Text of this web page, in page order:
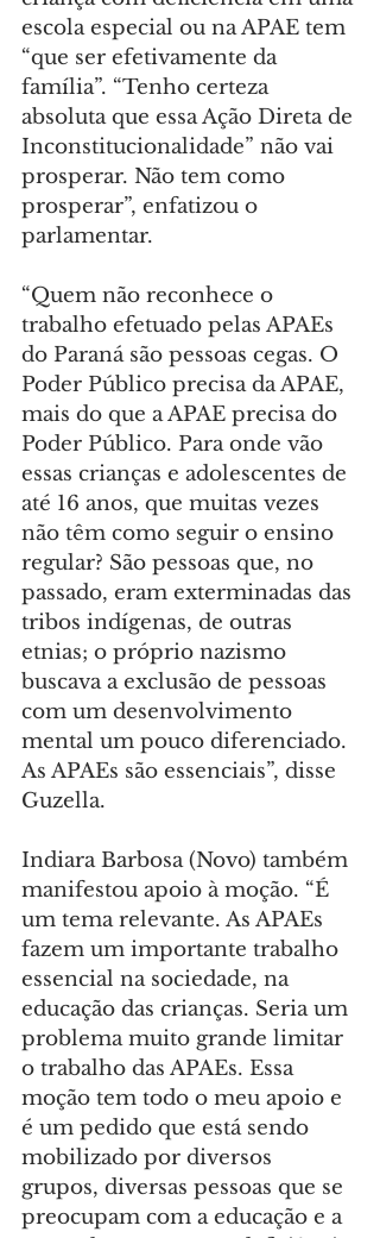
escola especial ou na APAE tem
“que ser efetivamente da
família”. “Tenho certeza
absoluta que essa Ação Direta de
Inconstitucionalidade” não vai
prosperar. Não tem como
prosperar”, enfatizou o
parlamentar.
“Quem não reconhece o
trabalho efetuado pelas APAEs
do Paraná são pessoas cegas. O
Poder Público precisa da APAE,
mais do que a APAE precisa do
Poder Público. Para onde vão
essas crianças e adolescentes de
até 16 anos, que muitas vezes
não têm como seguir o ensino
regular? São pessoas que, no
passado, eram exterminadas das
tribos indígenas, de outras
etnias; o próprio nazismo
buscava a exclusão de pessoas
com um desenvolvimento
mental um pouco diferenciado.
As APAEs são essenciais”, disse
Guzella.
Indiara Barbosa (Novo) também
manifestou apoio à moção. “É
um tema relevante. As APAEs
fazem um importante trabalho
essencial na sociedade, na
educação das crianças. Seria um
problema muito grande limitar
o trabalho das APAEs. Essa
moção tem todo o meu apoio e
é um pedido que está sendo
mobilizado por diversos
grupos, diversas pessoas que se
preocupam com a educação e a